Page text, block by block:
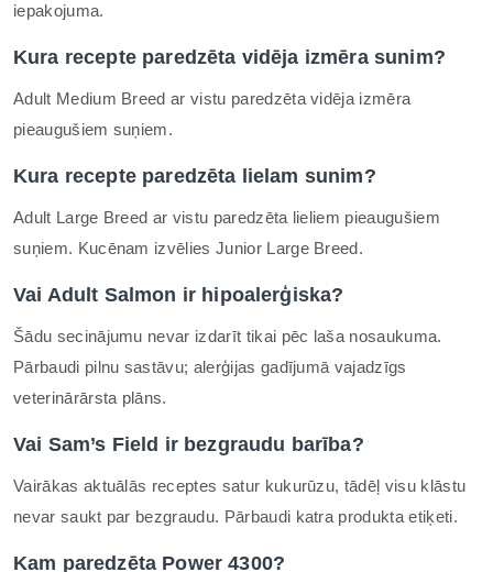
iepakojuma.
Kura recepte paredzēta vidēja izmēra sunim?
Adult Medium Breed ar vistu paredzēta vidēja izmēra
pieaugušiem suņiem.
Kura recepte paredzēta lielam sunim?
Adult Large Breed ar vistu paredzēta lieliem pieaugušiem
suņiem. Kucēnam izvēlies Junior Large Breed.
Vai Adult Salmon ir hipoalerģiska?
Šādu secinājumu nevar izdarīt tikai pēc laša nosaukuma.
Pārbaudi pilnu sastāvu; alerģijas gadījumā vajadzīgs
veterinārārsta plāns.
Vai Sam’s Field ir bezgraudu barība?
Vairākas aktuālās receptes satur kukurūzu, tādēļ visu klāstu
nevar saukt par bezgraudu. Pārbaudi katra produkta etiķeti.
Kam paredzēta Power 4300?